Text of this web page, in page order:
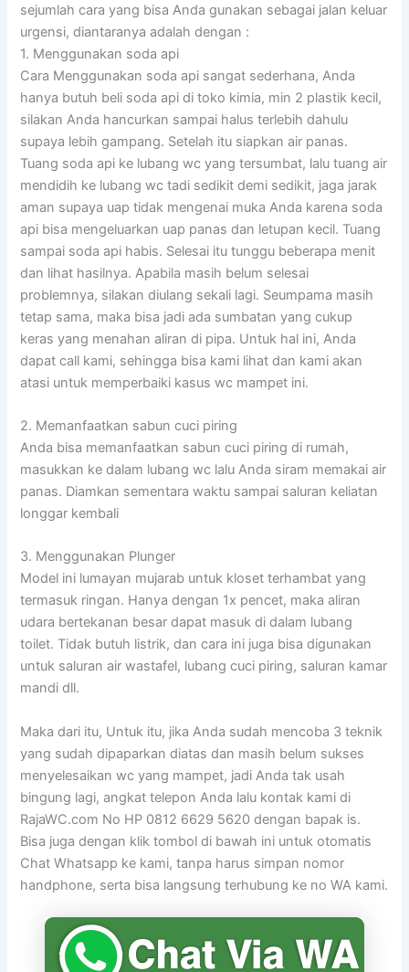
sejumlah cara yang bisa Anda gunakan sebagai jalan keluar
urgensi, diantaranya adalah dengan :
1. Menggunakan soda api
Cara Menggunakan soda api sangat sederhana, Anda
hanya butuh beli soda api di toko kimia, min 2 plastik kecil,
silakan Anda hancurkan sampai halus terlebih dahulu
supaya lebih gampang. Setelah itu siapkan air panas.
Tuang soda api ke lubang wc yang tersumbat, lalu tuang air
mendidih ke lubang wc tadi sedikit demi sedikit, jaga jarak
aman supaya uap tidak mengenai muka Anda karena soda
api bisa mengeluarkan uap panas dan letupan kecil. Tuang
sampai soda api habis. Selesai itu tunggu beberapa menit
dan lihat hasilnya. Apabila masih belum selesai
problemnya, silakan diulang sekali lagi. Seumpama masih
tetap sama, maka bisa jadi ada sumbatan yang cukup
keras yang menahan aliran di pipa. Untuk hal ini, Anda
dapat call kami, sehingga bisa kami lihat dan kami akan
atasi untuk memperbaiki kasus wc mampet ini.
2. Memanfaatkan sabun cuci piring
Anda bisa memanfaatkan sabun cuci piring di rumah,
masukkan ke dalam lubang wc lalu Anda siram memakai air
panas. Diamkan sementara waktu sampai saluran keliatan
longgar kembali
3. Menggunakan Plunger
Model ini lumayan mujarab untuk kloset terhambat yang
termasuk ringan. Hanya dengan 1x pencet, maka aliran
udara bertekanan besar dapat masuk di dalam lubang
toilet. Tidak butuh listrik, dan cara ini juga bisa digunakan
untuk saluran air wastafel, lubang cuci piring, saluran kamar
mandi dll.
Maka dari itu, Untuk itu, jika Anda sudah mencoba 3 teknik
yang sudah dipaparkan diatas dan masih belum sukses
menyelesaikan wc yang mampet, jadi Anda tak usah
bingung lagi, angkat telepon Anda lalu kontak kami di
RajaWC.com No HP 0812 6629 5620 dengan bapak is.
Bisa juga dengan klik tombol di bawah ini untuk otomatis
Chat Whatsapp ke kami, tanpa harus simpan nomor
handphone, serta bisa langsung terhubung ke no WA kami.